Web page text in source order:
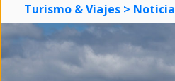
Turismo & Viajes > Noticia